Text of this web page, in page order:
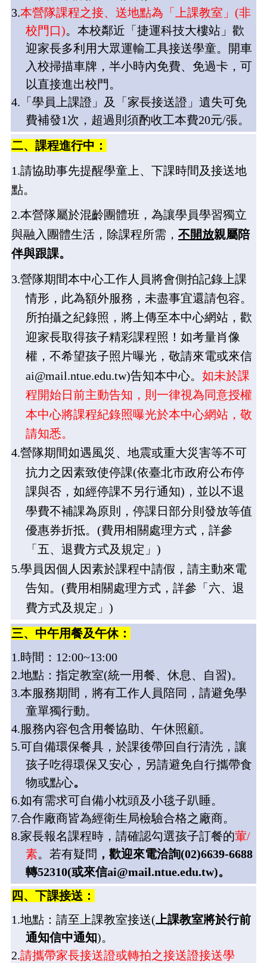
3.本營隊課程之接、送地點為「上課教室」 (非
校門口)。本校鄰近「捷運科技大樓站」歡
迎家長多利用大眾運輸工具接送學童。開車
入校掃描車牌，半小時內免費、免過卡，可
以直接進出校門。
4. 「學員上課證」及「家長接送證」遺失可免
費補發1次，超過則須酌收工本費20元/張。
二、課程進行中：
1.請協助事先提醒學童上、下課時間及接送地
點。
2.本營隊屬於混齡團體班，為讓學員學習獨立
與融入團體生活，除課程所需， 不開放親屬陪
伴與跟課。
3.營隊期間本中心工作人員將會側拍記錄上課
情形，此為額外服務，未盡事宜還請包容。
所拍攝之紀錄照，將上傳至本中心網站，歡
迎家長取得孩子精彩課程照！如考量肖像
權，不希望孩子照片曝光，敬請來電或來信
ai@mail.ntue.edu.tw)告知本中心。 如未於課
程開始日前主動告知，則一律視為同意授權
本中心將課程紀錄照曝光於本中心網站，敬
請知悉。
4.營隊期間如遇風災、地震或重大災害等不可
抗力之因素致使停課(依臺北市政府公布停
課與否，如經停課不另行通知) ，並以不退
學費不補課為原則，停課日部分則發放等值
優惠券折抵。 (費用相關處理方式，詳參
「五、退費方式及規定」 )
5.學員 因個人因素於課程中請假，請主動來電
告知。 (費用相關處理方式，詳參「六、退
費方式及規定」 )
三、中午用餐及午休：
1.時間： 12:00~13:00
2.地點：指定教室(統一用餐、休息、自習)。
3.本服務期間，將有工作人員陪同，請避免學
童單獨行動。
4.服務內容包含用餐協助、午休照顧。
5.可自備環保餐具 ，於課後帶回自行清洗，讓
孩子吃得環保又安心，另請避免自行攜帶食
物或點心。
6.如有需求可自備小枕頭及小毯子趴睡。
7.合作廠商皆為經衛生局檢驗合格之廠商。
8.家長報名課程時，請確認勾選孩子訂餐的葷/
素。若有疑問 ，歡迎來電洽詢(02)6639-6688
轉52310(或來信ai@mail.ntue.edu.tw)。
四、下課接送：
1.地點：請至 上課教室接送(上課教室將於行前
通知信中通知)。
2.請攜帶家長接送證或轉拍之接送證接送學